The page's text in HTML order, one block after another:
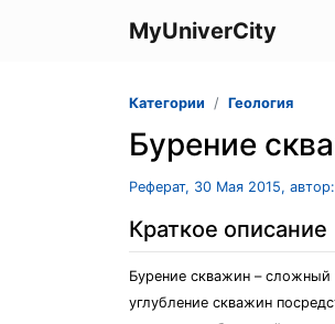
MyUniverCity
Категории Геология
Бурение
Реферат, 30 Мая 2015,
Краткое описание
Бурение скважин – сложный
углубление скважин